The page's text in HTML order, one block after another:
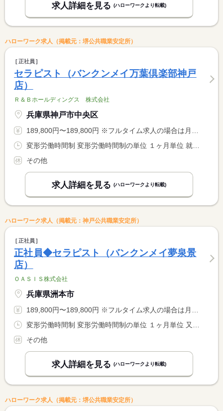
求人詳細を見る (ハローワークより転載)
ハローワーク求人（掲載元：堺公共職業安定所）
正社員
セラピスト（バンクンメイ万葉倶楽部神戸
店）
Ｒ＆Ｂホールディングス 株式会社
兵庫県神戸市中央区
189,800円〜189,800円 ※フルタイム求人の場合は月額（換算額）、パート求人の場合は時間額を表示しています。
その他
求人詳細を見る (ハローワークより転載)
ハローワーク求人（掲載元：神戸公共職業安定所）
正社員
正社員◆セラピスト（バンクンメイ夢泉景
店）
ＯＡＳＩＳ株式会社
兵庫県洲本市
189,800円〜189,800円 ※フルタイム求人の場合は月額（換算額）、パート求人の場合は時間額を表示しています。
その他
求人詳細を見る (ハローワークより転載)
ハローワーク求人（掲載元：堺公共職業安定所）